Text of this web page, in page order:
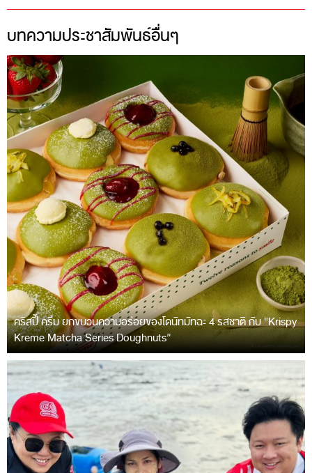
บทความประชาสัมพันธ์อื่นๆ
คริสปี้ ครีม ยกขบวนความอร่อยของโดนัทมัทฉะ 4 รสชาติ กับ “Krispy
Kreme Matcha Series Doughnuts”